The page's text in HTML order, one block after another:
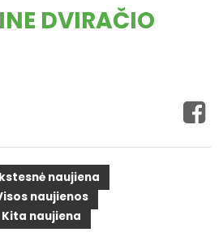
DVIRAČIO
naujiena
naujienos
Kita naujiena